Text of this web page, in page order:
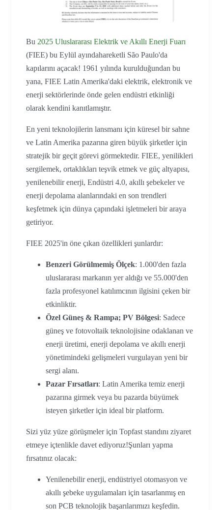
Bu 2025 Uluslararası Elektrik ve Akıllı Enerji Fuarı
(FIEE) bu Eylül ayındahareketli São Paulo'da
kapılarını açacak! 1961 yılında kurulduğundan bu
yana, FIEE Latin Amerika'daki elektrik, elektronik ve
enerji sektörlerinde önde gelen endüstri etkinliği
olarak kendini kanıtlamıştır.
En yeni teknolojilerin lansmanı için küresel bir sahne
ve Latin Amerika pazarına giren büyük şirketler için
stratejik bir geçit görevi görmektedir. FIEE, yenilikleri
sergilemek, ortaklıkları teşvik etmek ve güç altyapısı,
yenilenebilir enerji, Endüstri 4.0, akıllı şebekeler ve
enerji depolama alanlarındaki en son trendleri
keşfetmek için dünya çapındaki işletmeleri bir araya
getiriyor.
FIEE 2025'in öne çıkan özellikleri şunlardır:
Benzeri Görülmemiş Ölçek: 1.000'den fazla
uluslararası markanın yer aldığı ve 55.000'den
fazla profesyonel katılımcının ilgisini çeken bir
etkinliktir.
Özel Güneş & Rampa; PV Bölgesi: Sadece
güneş ve fotovoltaik teknolojisine odaklanan ve
enerji üretimi, enerji depolama ve akıllı enerji
yönetimindeki gelişmeleri vurgulayan yeni bir
sergi alanı.
Pazar Fırsatları: Latin Amerika temiz enerji
pazarına girmek veya bu pazarda büyümek
isteyen şirketler için ideal bir platform.
Sizi yüz yüze görüşmeler için Topfast standını ziyaret
etmeye içtenlikle davet ediyoruz!Şunları yapma
fırsatınız olacak:
Yenilenebilir enerji, endüstriyel otomasyon ve
akıllı şebeke uygulamaları için tasarlanmış en
son PCB teknolojik başarılarımızı keşfedin.